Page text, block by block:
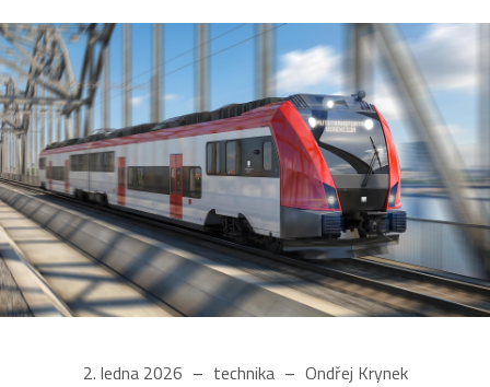
2. ledna 2026 technika Ondřej Krynek